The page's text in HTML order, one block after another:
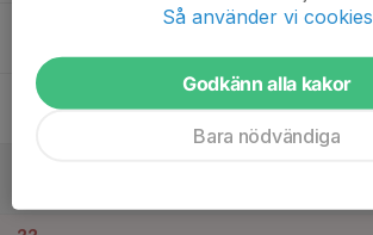
20
Så använder vi cookies
Godkänn alla kakor
Bara nödvändiga